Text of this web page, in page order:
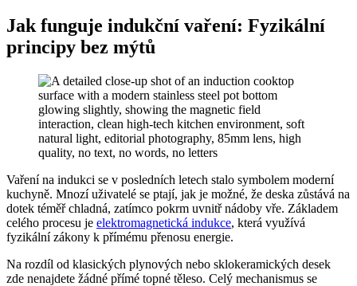
Jak funguje indukční vaření: Fyzikální
principy bez mýtů
Vaření na indukci se v posledních letech stalo symbolem moderní
kuchyně. Mnozí uživatelé se ptají, jak je možné, že deska zůstává na
dotek téměř chladná, zatímco pokrm uvnitř nádoby vře. Základem
celého procesu je elektromagnetická indukce, která využívá
fyzikální zákony k přímému přenosu energie.
Na rozdíl od klasických plynových nebo sklokeramických desek
zde nenajdete žádné přímé topné těleso. Celý mechanismus se